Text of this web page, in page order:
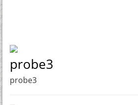
probe3
probe3